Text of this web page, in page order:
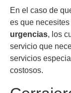
En el caso de
es que necesites
urgencias, los
servicio que
servicios
costosos.